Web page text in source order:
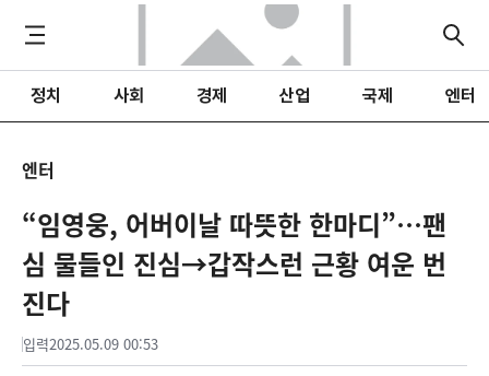
정치 사회 경제 산업 국제 엔터
엔터
“임영웅, 어버이날 따뜻한 한마디”…팬
심 물들인 진심→갑작스런 근황 여운 번
진다
입력2025.05.09 00:53